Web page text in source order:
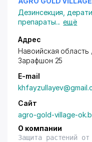
Дезинсекция,
препараты... ещё
Адрес
Навоийская область
Зарафшон 25
E-mail
Сайт
agro-gold-village-
О компании
Защита растений